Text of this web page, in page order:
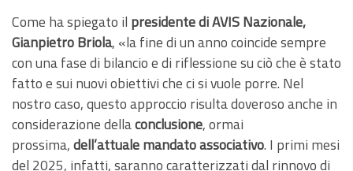
Come ha spiegato il presidente di AVIS Nazionale,
Gianpietro Briola, «la fine di un anno coincide sempre
con una fase di bilancio e di riflessione su ciò che è stato
fatto e sui nuovi obiettivi che ci si vuole porre. Nel
nostro caso, questo approccio risulta doveroso anche in
considerazione dellaconclusione, ormai
prossima,dell’attuale mandato associativo. I primi mesi
del 2025, infatti, saranno caratterizzati dal rinnovo di